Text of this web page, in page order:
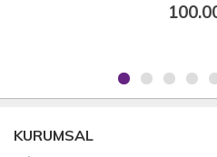
KURUMSAL